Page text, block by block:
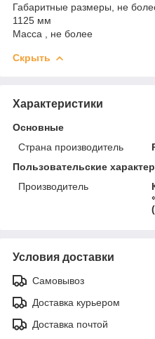
Габаритные размеры,
1125 мм
Масса , не
Скрыть
Характеристики
Основные
Страна производитель
Пользовательские
Производитель
Условия доставки
Самовывоз
Доставка курьером
Доставка почтой